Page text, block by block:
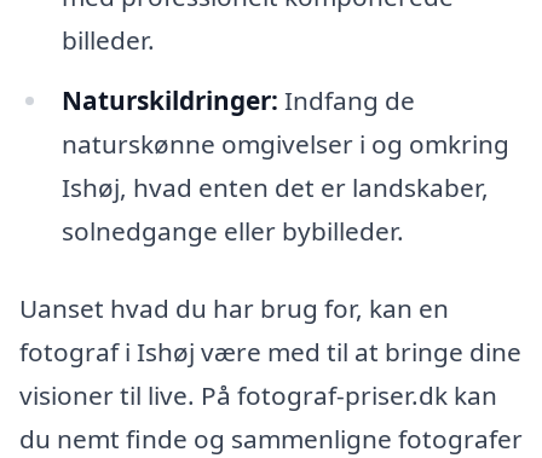
billeder.
Naturskildringer: Indfang de
naturskønne omgivelser i og omkring
Ishøj, hvad enten det er landskaber,
solnedgange eller bybilleder.
Uanset hvad du har brug for, kan en
fotograf i Ishøj være med til at bringe dine
visioner til live. På fotograf-priser.dk kan
du nemt finde og sammenligne fotografer